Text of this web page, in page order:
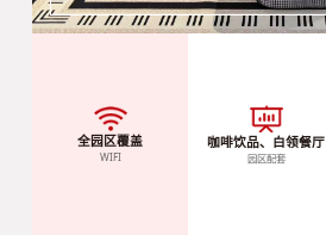
全园区覆盖
WIFI
咖啡饮品、白领餐厅
园区配套